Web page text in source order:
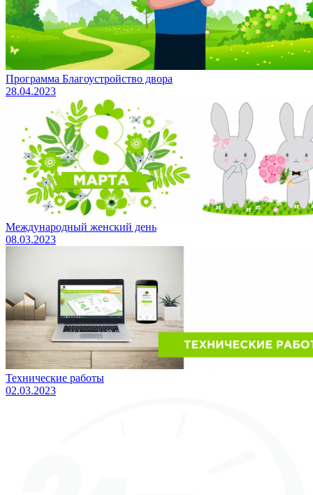
Программа Благоустройство двора
28.04.2023
Международный женский день
08.03.2023
Технические работы
02.03.2023